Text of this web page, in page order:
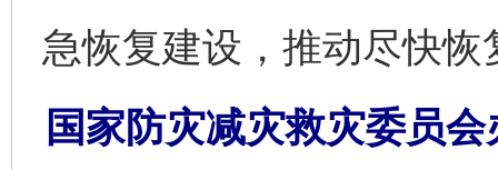
急恢复建设，推动尽快
国家防灾减灾救灾委员